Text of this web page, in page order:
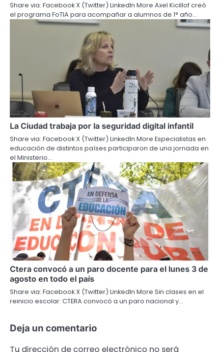
Share via: Facebook X (Twitter) LinkedIn More Axel Kicillof creó
el programa FoTIA para acompañar a alumnos de 1° año…
La Ciudad trabaja por la seguridad digital infantil
Share via: Facebook X (Twitter) LinkedIn More Especialistas en
educación de distintos países participaron de una jornada en
el Ministerio…
Ctera convocó a un paro docente para el lunes 3 de
agosto en todo el país
Share via: Facebook X (Twitter) LinkedIn More Sin clases en el
reinicio escolar: CTERA convocó a un paro nacional y…
Deja un comentario
Tu dirección de correo electrónico no será